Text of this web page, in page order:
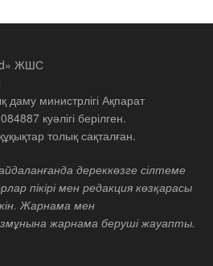
ЖШС
министрлігі Ақпарат
куәлігі берілген.
толық сақталған.
дереккөзге сілтеме
пікірі мен редакция көзқарасы
Жарнама мен
жарнама беруші жауапты.